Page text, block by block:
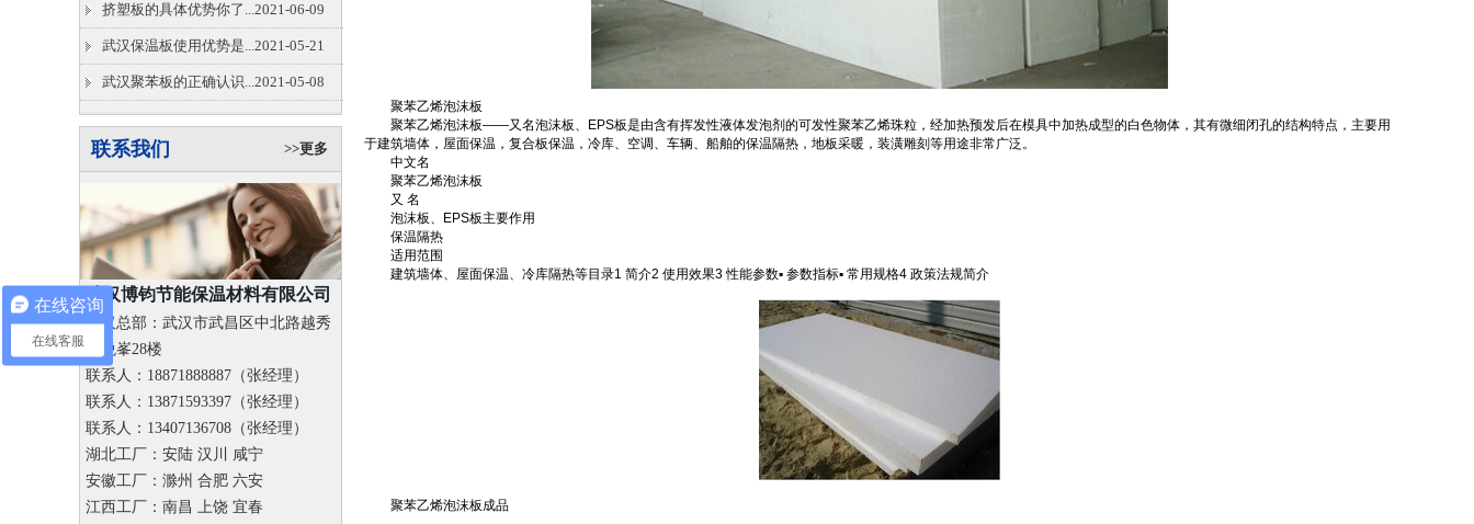
挤塑板的具体优势你了...2021-06-09
武汉保温板使用优势是...2021-05-21
武汉聚苯板的正确认识...2021-05-08
联系我们 >>更多
武汉博钧节能保温材料有限公司
武汉总部：武汉市武昌区中北路越秀
星悦峯28楼
联系人：18871888887（张经理）
联系人：13871593397（张经理）
联系人：13407136708（张经理）
湖北工厂：安陆 汉川 咸宁
安徽工厂：滁州 合肥 六安
江西工厂：南昌 上饶 宜春
聚苯乙烯泡沫板
聚苯乙烯泡沫板――又名泡沫板、EPS板是由含有挥发性液体发泡剂的可发性聚苯乙烯珠粒，经加热预发后在模具中加热成型的白色物体，其有微细闭孔的结构特点，主要用
于建筑墙体，屋面保温，复合板保温，冷库、空调、车辆、船舶的保温隔热，地板采暖，装潢雕刻等用途非常广泛。
中文名
聚苯乙烯泡沫板
又 名
泡沫板、EPS板主要作用
保温隔热
适用范围
建筑墙体、屋面保温、冷库隔热等目录1 简介2 使用效果3 性能参数▪ 参数指标▪ 常用规格4 政策法规简介
聚苯乙烯泡沫板成品
在线咨询
在线客服